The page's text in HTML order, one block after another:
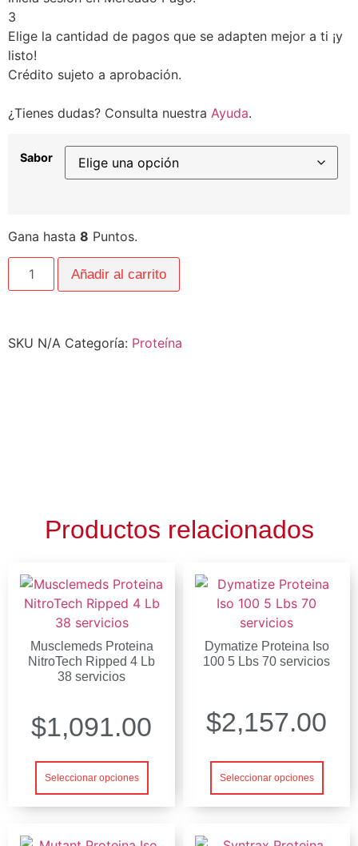
3
Elige la cantidad de pagos que se adapten mejor a ti ¡y
listo!
Crédito sujeto a aprobación.
¿Tienes dudas? Consulta nuestra Ayuda.
Sabor
Gana hasta 8 Puntos.
Añadir al carrito
SKU N/A Categoría: Proteína
Productos relacionados
Musclemeds Proteina
NitroTech Ripped 4 Lb
38 servicios
$1,091.00
Seleccionar opciones
Dymatize Proteina Iso
100 5 Lbs 70 servicios
$2,157.00
Seleccionar opciones